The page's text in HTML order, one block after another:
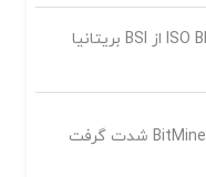
گواهینامه ISO BNB Chain از BSI بریتانیا